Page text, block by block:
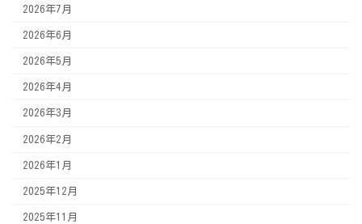
2026年7月
2026年6月
2026年5月
2026年4月
2026年3月
2026年2月
2026年1月
2025年12月
2025年11月